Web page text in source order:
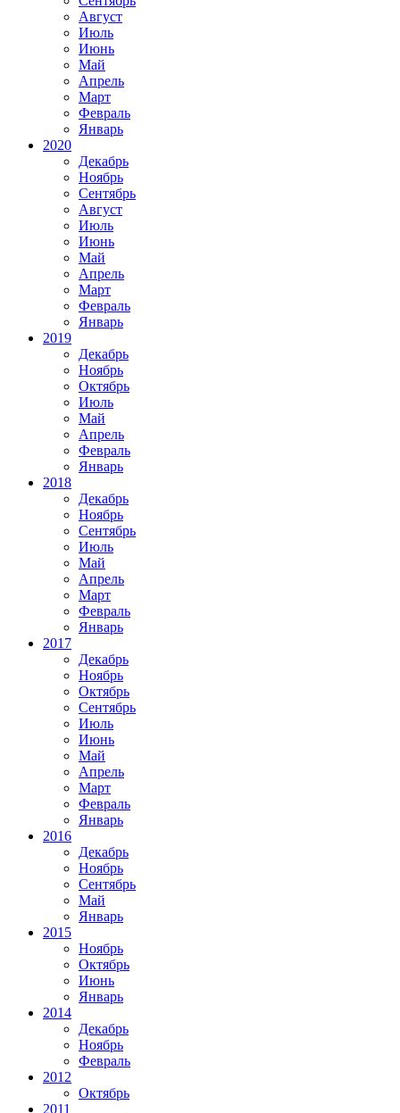
Август
Июль
Июнь
Май
Апрель
Март
Февраль
Январь
2020
Декабрь
Ноябрь
Сентябрь
Август
Июль
Июнь
Май
Апрель
Март
Февраль
Январь
2019
Декабрь
Ноябрь
Октябрь
Июль
Май
Апрель
Февраль
Январь
2018
Декабрь
Ноябрь
Сентябрь
Июль
Май
Апрель
Март
Февраль
Январь
2017
Декабрь
Ноябрь
Октябрь
Сентябрь
Июль
Июнь
Май
Апрель
Март
Февраль
Январь
2016
Декабрь
Ноябрь
Сентябрь
Май
Январь
2015
Ноябрь
Октябрь
Июнь
Январь
2014
Декабрь
Ноябрь
Февраль
2012
Октябрь
2011